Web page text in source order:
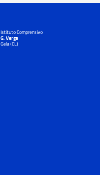
Istituto Comprensivo
G. Verga
Gela (CL)